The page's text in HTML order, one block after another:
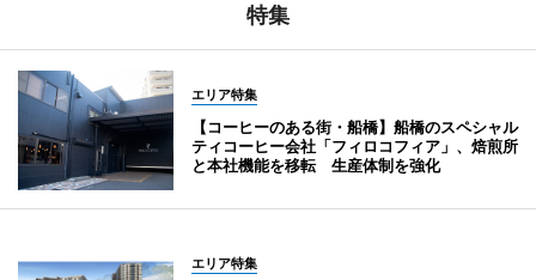
特集
エリア特集
【コーヒーのある街・船橋】船橋のスペシャル
ティコーヒー会社「フィロコフィア」、焙煎所
と本社機能を移転 生産体制を強化
エリア特集